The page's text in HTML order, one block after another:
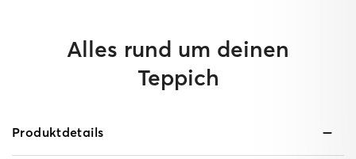
Alles rund um deinen
Teppich
Produktdetails